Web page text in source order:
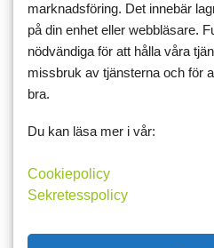
10 juni 2023 15:37 1
Sommar och
Hej
men det är skönt att sommaren är
bok om natur och skogsterapi. Den
marknadsföring. Det innebär
på din enhet eller webbläsare.
nödvändiga för att hålla våra
missbruk av tjänsterna och för
bra.
Du kan läsa mer i vår:
Cookiepolicy
Sekretesspolicy